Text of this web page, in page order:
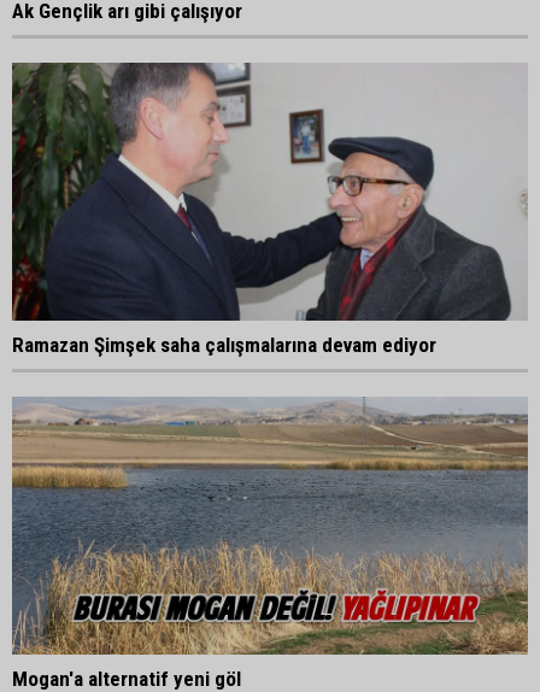
Ak Gençlik arı gibi çalışıyor
Ramazan Şimşek saha çalışmalarına devam ediyor
Mogan'a alternatif yeni göl